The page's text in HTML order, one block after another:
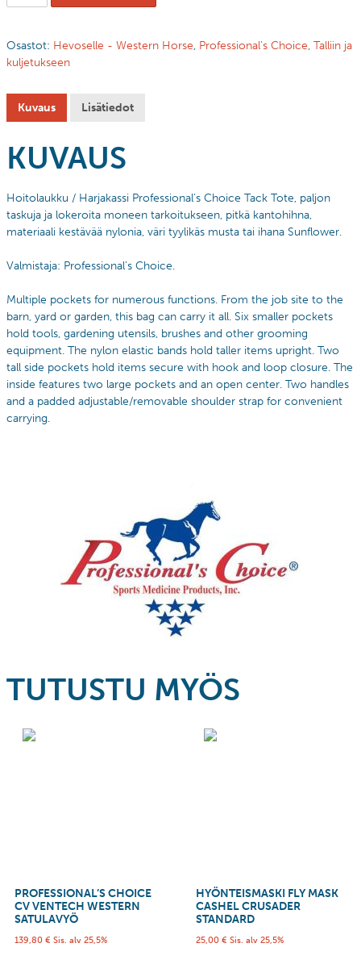
Osastot: Hevoselle - Western Horse, Professional’s Choice, Talliin ja
kuljetukseen
Kuvaus Lisätiedot
KUVAUS
Hoitolaukku / Harjakassi Professional’s Choice Tack Tote, paljon
taskuja ja lokeroita moneen tarkoitukseen, pitkä kantohihna,
materiaali kestävää nylonia, väri tyylikäs musta tai ihana Sunflower.
Valmistaja: Professional’s Choice.
Multiple pockets for numerous functions. From the job site to the
barn, yard or garden, this bag can carry it all. Six smaller pockets
hold tools, gardening utensils, brushes and other grooming
equipment. The nylon elastic bands hold taller items upright. Two
tall side pockets hold items secure with hook and loop closure. The
inside features two large pockets and an open center. Two handles
and a padded adjustable/removable shoulder strap for convenient
carrying.
TUTUSTU MYÖS
PROFESSIONAL’S CHOICE
CV VENTECH WESTERN
SATULAVYÖ
139,80 € Sis. alv 25,5%
HYÖNTEISMASKI FLY MASK
CASHEL CRUSADER
STANDARD
25,00 € Sis. alv 25,5%